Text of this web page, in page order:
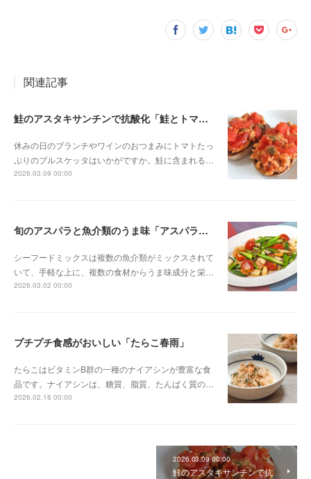
関連記事
鮭のアスタキサンチンで抗酸化「鮭とトマトのブルスケッタ」
休みの日のブランチやワインのおつまみにトマトたっ
ぷりのブルスケッタはいかがですか。鮭に含まれる…
2026.03.09 00:00
旬のアスパラと魚介類のうま味「アスパラのシーフード炒め」
シーフードミックスは複数の魚介類がミックスされて
いて、手軽な上に、複数の食材からうま味成分と栄…
2026.03.02 00:00
プチプチ食感がおいしい「たらこ春雨」
たらこはビタミンB群の一種のナイアシンが豊富な食
品です。ナイアシンは、糖質、脂質、たんばく質の…
2026.02.16 00:00
2026.03.09 00:00
鮭のアスタキサンチンで抗